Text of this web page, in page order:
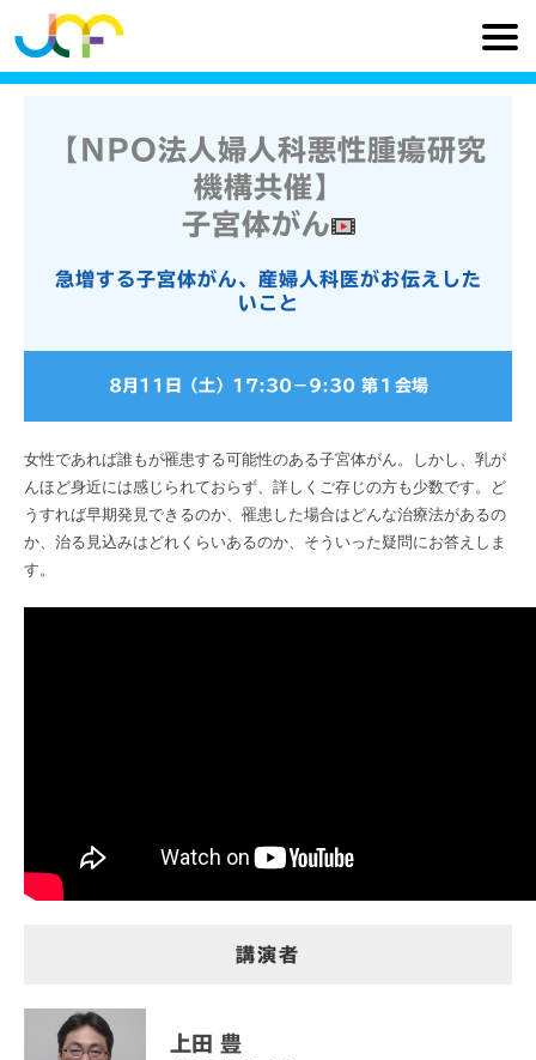
【NPO法人婦人科悪性腫瘍研究
機構共催】
子宮体がん
急増する子宮体がん、産婦人科医がお伝えした
いこと
8月11日（土） 17:30− 9:30 第１会場
女性であれば誰もが罹患する可能性のある子宮体がん。しかし、乳が
んほど身近には感じられておらず、詳しくご存じの方も少数です。ど
うすれば早期発見できるのか、罹患した場合はどんな治療法があるの
か、治る見込みはどれくらいあるのか、そういった疑問にお答えしま
す。
講演者
上田 豊